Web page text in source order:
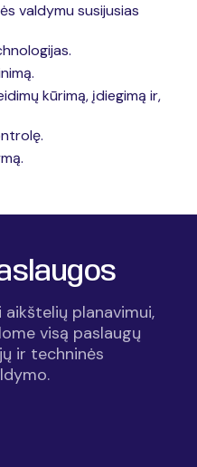
valdymu susijusias
kūrimą, įdiegimą ir,
planavimui,
visą paslaugų
ir techninės